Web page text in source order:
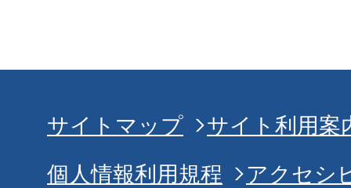
サイトマップ
サイト利用案
個人情報利用規程
アクセシ